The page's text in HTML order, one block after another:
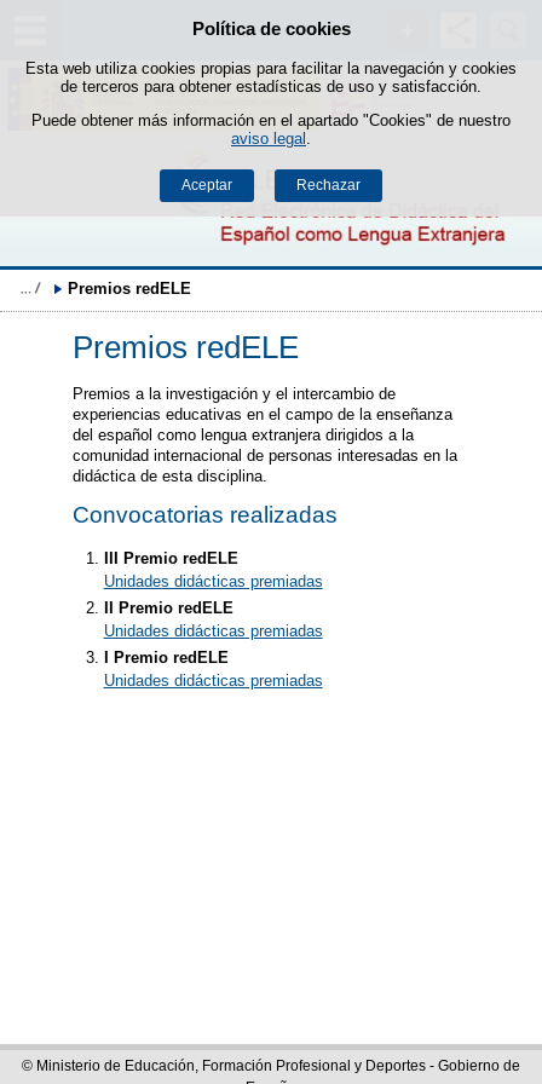
Política de cookies
Esta web utiliza cookies propias para facilitar la navegación y cookies
de terceros para obtener estadísticas de uso y satisfacción.
Puede obtener más información en el apartado "Cookies" de nuestro
aviso legal
Aceptar Rechazar
Saltar al contenido
Premios redELE
Premios redELE
Premios a la investigación y el intercambio de
experiencias educativas en el campo de la enseñanza
del español como lengua extranjera dirigidos a la
comunidad internacional de personas interesadas en la
didáctica de esta disciplina.
Convocatorias realizadas
III Premio redELE
Unidades didácticas premiadas
II Premio redELE
Unidades didácticas premiadas
I Premio redELE
Unidades didácticas premiadas
© Ministerio de Educación, Formación Profesional y Deportes - Gobierno de